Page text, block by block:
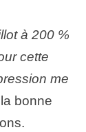
à 200 %
cette
me
bonne